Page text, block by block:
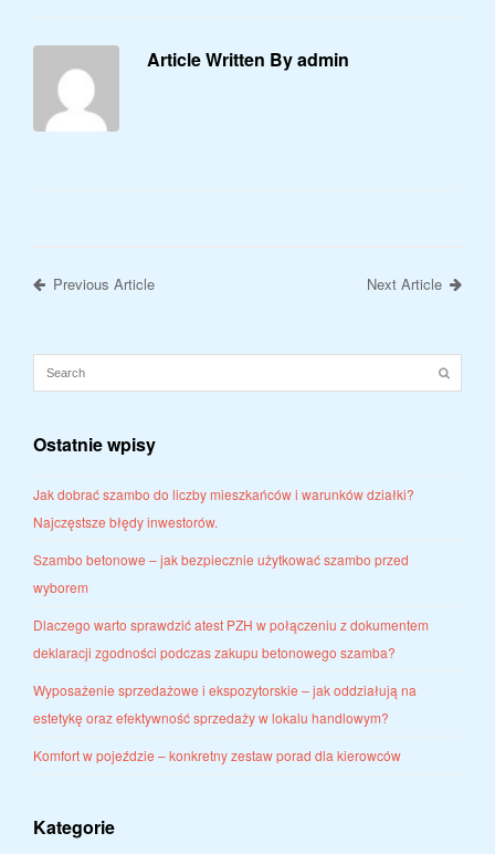
Article Written By admin
Previous Article Next Article
Ostatnie wpisy
Jak dobrać szambo do liczby mieszkańców i warunków działki?
Najczęstsze błędy inwestorów.
Szambo betonowe – jak bezpiecznie użytkować szambo przed
wyborem
Dlaczego warto sprawdzić atest PZH w połączeniu z dokumentem
deklaracji zgodności podczas zakupu betonowego szamba?
Wyposażenie sprzedażowe i ekspozytorskie – jak oddziałują na
estetykę oraz efektywność sprzedaży w lokalu handlowym?
Komfort w pojeździe – konkretny zestaw porad dla kierowców
Kategorie